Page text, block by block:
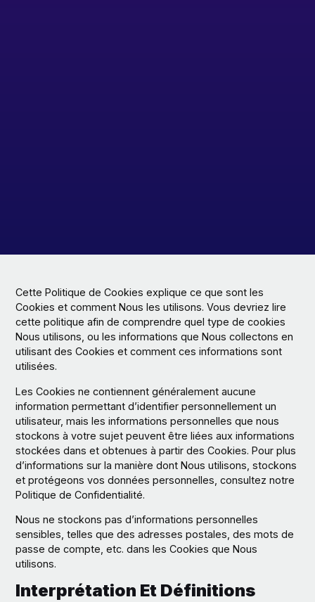
Cette Politique de Cookies explique ce que sont les
Cookies et comment Nous les utilisons. Vous devriez lire
cette politique afin de comprendre quel type de cookies
Nous utilisons, ou les informations que Nous collectons en
utilisant des Cookies et comment ces informations sont
utilisées.
Les Cookies ne contiennent généralement aucune
information permettant d’identifier personnellement un
utilisateur, mais les informations personnelles que nous
stockons à votre sujet peuvent être liées aux informations
stockées dans et obtenues à partir des Cookies. Pour plus
d’informations sur la manière dont Nous utilisons, stockons
et protégeons vos données personnelles, consultez notre
Politique de Confidentialité.
Nous ne stockons pas d’informations personnelles
sensibles, telles que des adresses postales, des mots de
passe de compte, etc. dans les Cookies que Nous
utilisons.
Interprétation Et Définitions